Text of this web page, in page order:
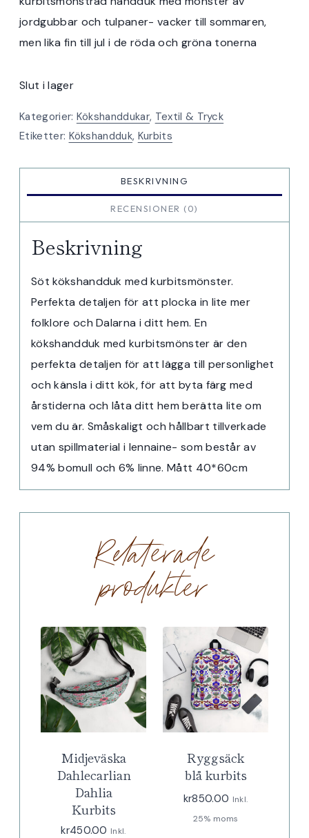
jordgubbar och tulpaner- vacker till sommaren,
men lika fin till jul i de röda och gröna tonerna
Slut i lager
Kategorier: Kökshanddukar, Textil & Tryck
Etiketter: Kökshandduk, Kurbits
BESKRIVNING
RECENSIONER (0)
Beskrivning
Söt kökshandduk med kurbitsmönster.
Perfekta detaljen för att plocka in lite mer
folklore och Dalarna i ditt hem. En
kökshandduk med kurbitsmönster är den
perfekta detaljen för att lägga till personlighet
och känsla i ditt kök, för att byta färg med
årstiderna och låta ditt hem berätta lite om
vem du är. Småskaligt och hållbart tillverkade
utan spillmaterial i lennaine- som består av
94% bomull och 6% linne. Mått 40*60cm
Relaterade
produkter
Midjeväska
Dahlecarlian
Dahlia
Kurbits
kr450.00 Inkl.
Ryggsäck
blå kurbits
kr850.00 Inkl.
25% moms